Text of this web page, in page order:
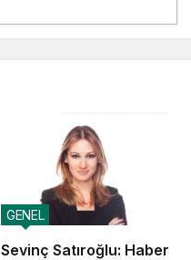
Sevinç Satıroğlu: Haber
GENEL